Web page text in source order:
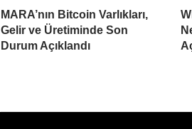
MARA’nın Bitcoin Varlıkları,
Gelir ve Üretiminde Son
Durum Açıklandı